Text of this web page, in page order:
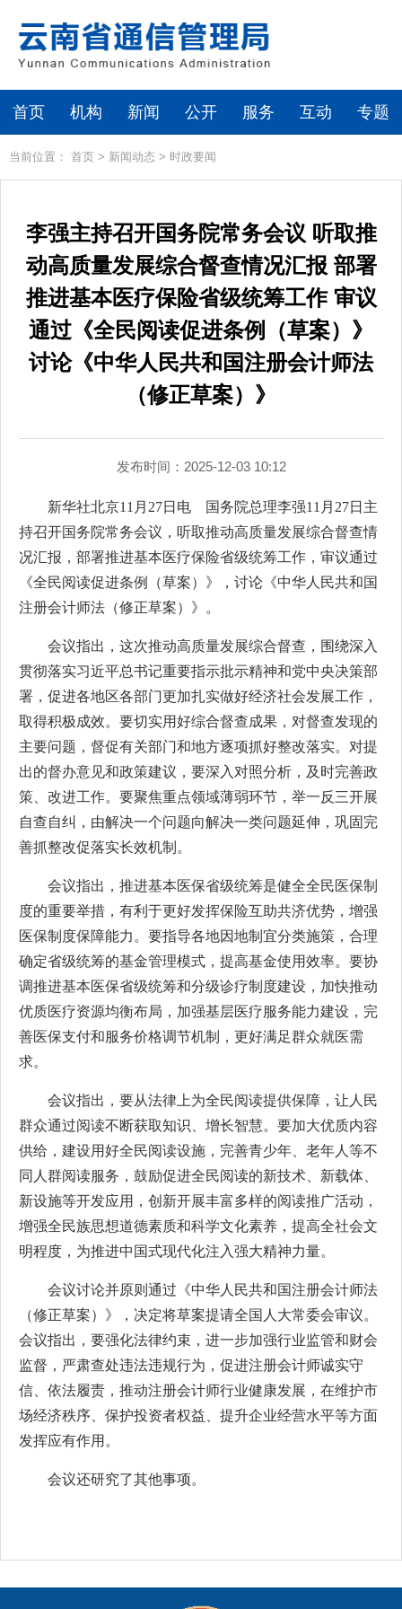
首页 机构 新闻 公开 服务 互动 专题
当前位置： 首页 > 新闻动态 > 时政要闻
李强主持召开国务院常务会议 听取推
动高质量发展综合督查情况汇报 部署
推进基本医疗保险省级统筹工作 审议
通过《全民阅读促进条例（草案）》
讨论《中华人民共和国注册会计师法
（修正草案）》
发布时间：2025-12-03 10:12
新华社北京11月27日电 国务院总理李强11月27日主
持召开国务院常务会议，听取推动高质量发展综合督查情
况汇报，部署推进基本医疗保险省级统筹工作，审议通过
《全民阅读促进条例（草案）》，讨论《中华人民共和国
注册会计师法（修正草案）》。
会议指出，这次推动高质量发展综合督查，围绕深入
贯彻落实习近平总书记重要指示批示精神和党中央决策部
署，促进各地区各部门更加扎实做好经济社会发展工作，
取得积极成效。要切实用好综合督查成果，对督查发现的
主要问题，督促有关部门和地方逐项抓好整改落实。对提
出的督办意见和政策建议，要深入对照分析，及时完善政
策、改进工作。要聚焦重点领域薄弱环节，举一反三开展
自查自纠，由解决一个问题向解决一类问题延伸，巩固完
善抓整改促落实长效机制。
会议指出，推进基本医保省级统筹是健全全民医保制
度的重要举措，有利于更好发挥保险互助共济优势，增强
医保制度保障能力。要指导各地因地制宜分类施策，合理
确定省级统筹的基金管理模式，提高基金使用效率。要协
调推进基本医保省级统筹和分级诊疗制度建设，加快推动
优质医疗资源均衡布局，加强基层医疗服务能力建设，完
善医保支付和服务价格调节机制，更好满足群众就医需
求。
会议指出，要从法律上为全民阅读提供保障，让人民
群众通过阅读不断获取知识、增长智慧。要加大优质内容
供给，建设用好全民阅读设施，完善青少年、老年人等不
同人群阅读服务，鼓励促进全民阅读的新技术、新载体、
新设施等开发应用，创新开展丰富多样的阅读推广活动，
增强全民族思想道德素质和科学文化素养，提高全社会文
明程度，为推进中国式现代化注入强大精神力量。
会议讨论并原则通过《中华人民共和国注册会计师法
（修正草案）》，决定将草案提请全国人大常委会审议。
会议指出，要强化法律约束，进一步加强行业监管和财会
监督，严肃查处违法违规行为，促进注册会计师诚实守
信、依法履责，推动注册会计师行业健康发展，在维护市
场经济秩序、保护投资者权益、提升企业经营水平等方面
发挥应有作用。
会议还研究了其他事项。